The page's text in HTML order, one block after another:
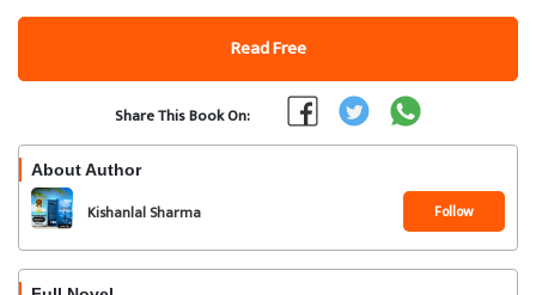
Read Free
Share This Book On:
About Author
Kishanlal Sharma Follow